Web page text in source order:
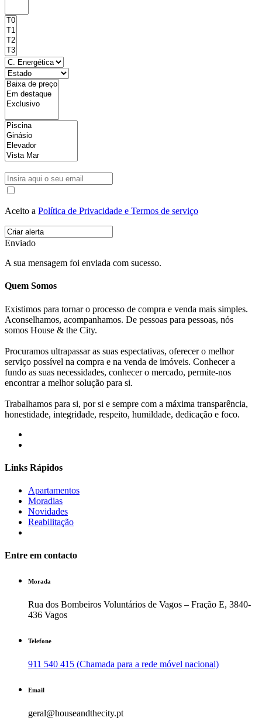
Aceito a Política de Privacidade e Termos de serviço
Enviado
A sua mensagem foi enviada com sucesso.
Quem Somos
Existimos para tornar o processo de compra e venda mais simples.
Aconselhamos, acompanhamos. De pessoas para pessoas, nós
somos House & the City.
Procuramos ultrapassar as suas espectativas, oferecer o melhor
serviço possível na compra e na venda de imóveis. Conhecer a
fundo as suas necessidades, conhecer o mercado, permite-nos
encontrar a melhor solução para si.
Trabalhamos para si, por si e sempre com a máxima transparência,
honestidade, integridade, respeito, humildade, dedicação e foco.
Links Rápidos
Apartamentos
Moradias
Novidades
Reabilitação
Entre em contacto
Morada
Rua dos Bombeiros Voluntários de Vagos – Fração E, 3840-
436 Vagos
Telefone
911 540 415 (Chamada para a rede móvel nacional)
Email
geral@houseandthecity.pt